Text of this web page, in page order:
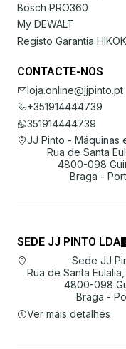
Bosch PRO360
My DEWALT
Registo Garantia
CONTACTE-NOS
loja.online@jjpinto.pt
+351914444739
351914444739
JJ Pinto - Máquinas
Rua de Santa
4800-098
Braga -
SEDE JJ PINTO LDA
Sede JJ
Rua de Santa
4800-098
Braga -
Ver mais detalhes